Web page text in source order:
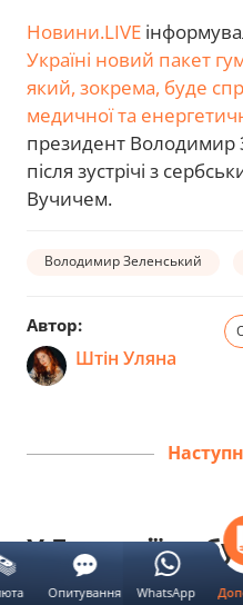
Новини.LIVE
Україні новий пакет
який, зокрема, буде
медичної та
президент Володимир
після зустрічі з
Вучичем.
Володимир Зеленський
Автор:
Штін Уляна
У Болгарії
газопроводу
Опитування WhatsApp